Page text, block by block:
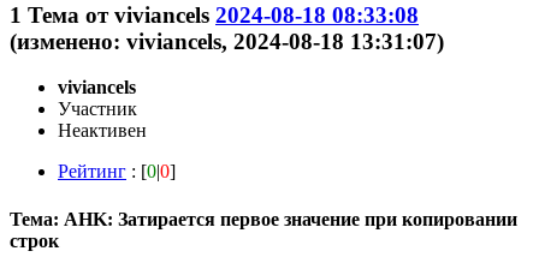
1 Тема отviviancels 2024-08-18 08:33:08
(изменено: viviancels, 2024-08-18 13:31:07)
viviancels
Участник
Неактивен
Рейтинг : [0|0]
Тема: AHK: Затирается первое значение при копировании
строк